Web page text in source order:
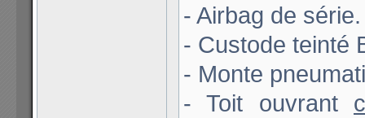
- Airbag de série.
- Custode teinté
- Monte
- Toit ouvrant